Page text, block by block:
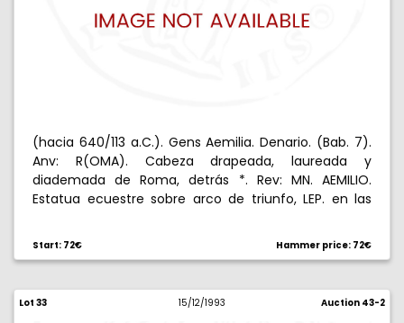
(hacia 640/113 a.C.). Gens Aemilia. Denario. (Bab. 7).
Anv: R(OMA). Cabeza drapeada, laureada y
diademada de Roma, detrás *. Rev: MN. AEMILIO.
Estatua ecuestre sobre arco de triunfo, LEP. en las
MBC+.
Start: 72€ Hammer price: 72€
Lot 33 15/12/1993 Auction 43-2